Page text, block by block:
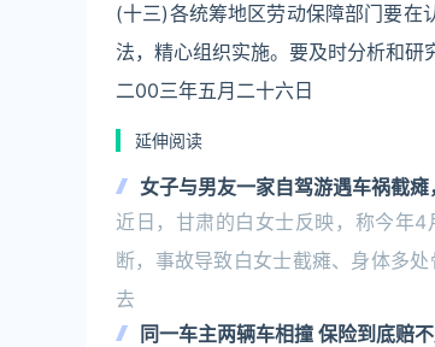
(十三)各统筹地区劳动保障部门要在
法，精心组织实施。要及时分析和研
二00三年五月二十六日
延伸阅读
女子与男友一家自驾游遇车祸截瘫
近日，甘肃的白女士反映，称今年
断，事故导致白女士截瘫、身体多
去
同一车主两辆车相撞 保险到底赔